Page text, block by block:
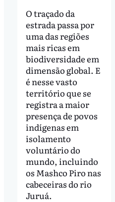
O traçado da
estrada passa por
uma das regiões
mais ricas em
biodiversidade em
dimensão global. E
é nesse vasto
território que se
registra a maior
presença de povos
indígenas em
isolamento
voluntário do
mundo, incluindo
os Mashco Piro nas
cabeceiras do rio
Juruá.